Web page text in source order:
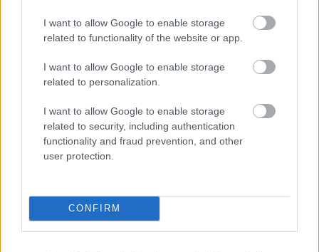
I want to allow Google to enable storage
related to functionality of the website or app.
I want to allow Google to enable storage
related to personalization.
I want to allow Google to enable storage
related to security, including authentication
functionality and fraud prevention, and other
user protection.
CONFIRM
20 órája
F1-es nyári szünetben